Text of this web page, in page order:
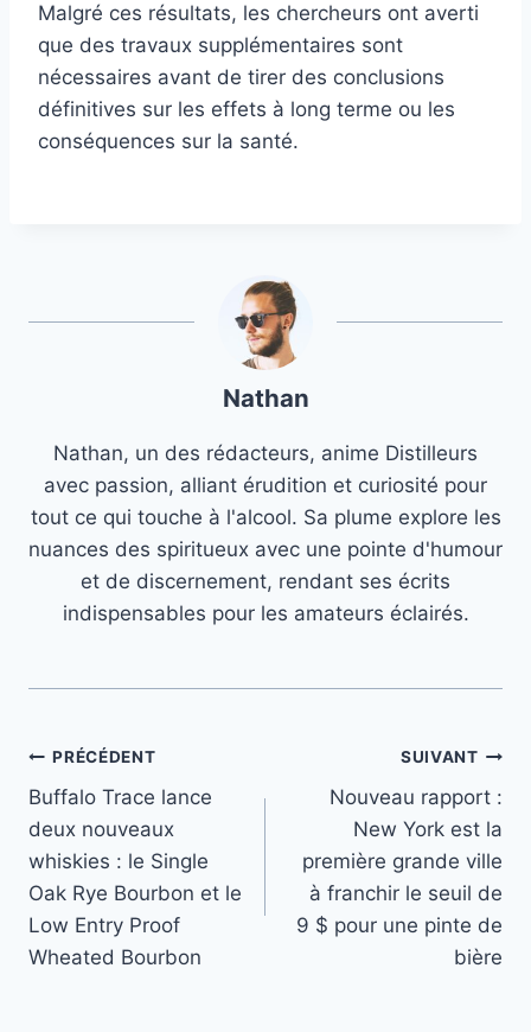
Malgré ces résultats, les chercheurs ont averti
que des travaux supplémentaires sont
nécessaires avant de tirer des conclusions
définitives sur les effets à long terme ou les
conséquences sur la santé.
Nathan
Nathan, un des rédacteurs, anime Distilleurs
avec passion, alliant érudition et curiosité pour
tout ce qui touche à l'alcool. Sa plume explore les
nuances des spiritueux avec une pointe d'humour
et de discernement, rendant ses écrits
indispensables pour les amateurs éclairés.
Navigation
de
l’article
PRÉCÉDENT
Buffalo Trace lance
deux nouveaux
whiskies : le Single
Oak Rye Bourbon et le
Low Entry Proof
Wheated Bourbon
SUIVANT
Nouveau rapport :
New York est la
première grande ville
à franchir le seuil de
9 $ pour une pinte de
bière